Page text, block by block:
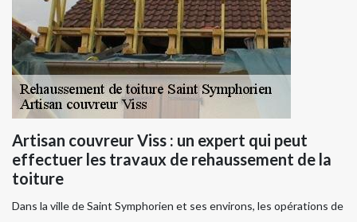
Artisan couvreur Viss : un expert qui peut
effectuer les travaux de rehaussement de la
toiture
Dans la ville de Saint Symphorien et ses environs, les opérations de